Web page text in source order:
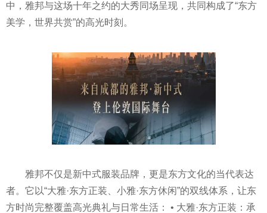
中，雅邦与这场十年之约的大秀同场呈现，共同构成了“东方
美学，世界共赏”的高光时刻。
雅邦不仅是新中式服装品牌，更是东方文化的当代表达
者。它以“大雅·东方正装、小雅·东方休闲”的双线体系，让东
方时尚完整覆盖高光典礼与日常生活： • 大雅·东方正装：承